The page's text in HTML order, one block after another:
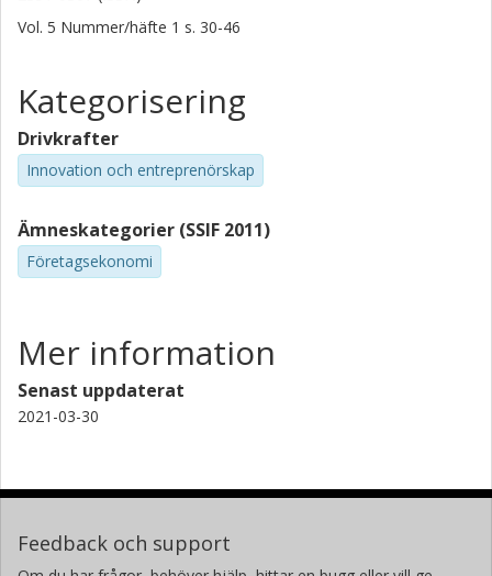
Vol. 5 Nummer/häfte 1 s. 30-46
Kategorisering
Drivkrafter
Innovation och entreprenörskap
Ämneskategorier (SSIF 2011)
Företagsekonomi
Mer information
Senast uppdaterat
2021-03-30
Feedback och support